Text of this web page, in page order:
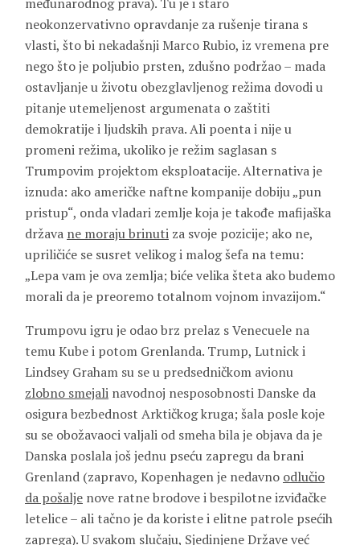
neokonzervativno opravdanje za rušenje tirana s
vlasti, što bi nekadašnji Marco Rubio, iz vremena pre
nego što je poljubio prsten, zdušno podržao – mada
ostavljanje u životu obezglavljenog režima dovodi u
pitanje utemeljenost argumenata o zaštiti
demokratije i ljudskih prava. Ali poenta i nije u
promeni režima, ukoliko je režim saglasan s
Trumpovim projektom eksploatacije. Alternativa je
iznuda: ako američke naftne kompanije dobiju „pun
pristup“, onda vladari zemlje koja je takođe mafijaška
država ne moraju brinuti za svoje pozicije; ako ne,
upriličiće se susret velikog i malog šefa na temu:
„Lepa vam je ova zemlja; biće velika šteta ako budemo
morali da je preoremo totalnom vojnom invazijom.“
Trumpovu igru je odao brz prelaz s Venecuele na
temu Kube i potom Grenlanda. Trump, Lutnick i
Lindsey Graham su se u predsedničkom avionu
zlobno smejali navodnoj nesposobnosti Danske da
osigura bezbednost Arktičkog kruga; šala posle koje
su se obožavaoci valjali od smeha bila je objava da je
Danska poslala još jednu pseću zapregu da brani
Grenland (zapravo, Kopenhagen je nedavno odlučio
da pošalje nove ratne brodove i bespilotne izviđačke
letelice – ali tačno je da koriste i elitne patrole psećih
zaprega). U svakom slučaju, Sjedinjene Države već